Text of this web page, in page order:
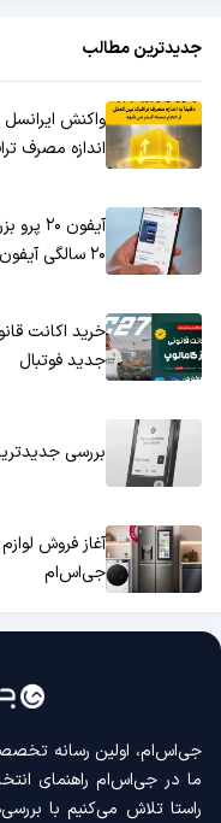
جدیدترین مطالب
واکنش ایرانسل
اندازه مصرف
آیفون
۲۰ سالگی آیفون
جدید فوتبال
بررسی
آغاز فروش
جی‌اس‌ام
جی‌اس‌ام، اولین رسانه‌
ما در جی‌اس‌ام راهنمای
راستا تلاش می‌کنیم با